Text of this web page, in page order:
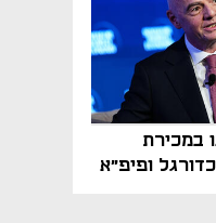
במכירת
ופיפ"א